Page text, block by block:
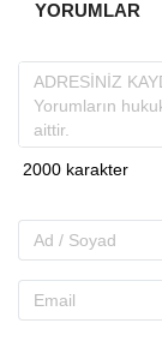
YORUMLAR